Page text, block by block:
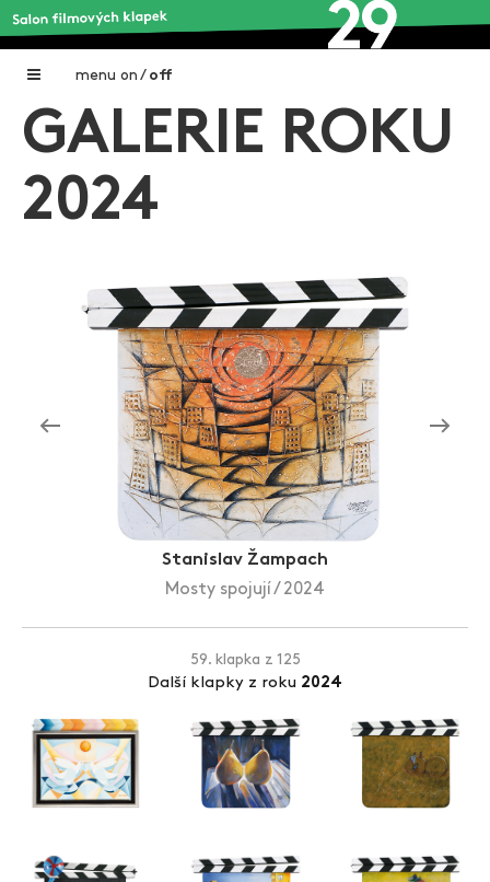
menu on / off
Home
Galerie filmových klapek
O projektu
Aktuální výstavy
Aukce filmových klapek
Zlín Film Festival
GALERIE ROKU
2024
Stanislav Žampach
Mosty spojují / 2024
59. klapka z 125
Další klapky z roku 2024